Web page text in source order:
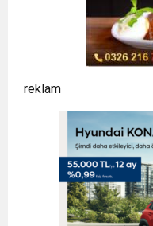
reklam